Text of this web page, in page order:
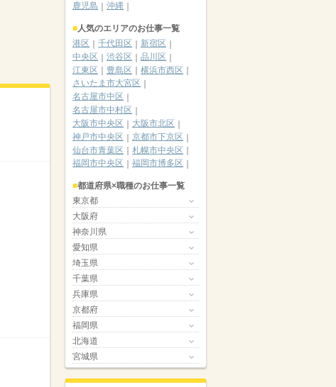
鹿児島
沖縄
人気のエリアのお仕事一覧
港区
千代田区
新宿区
中央区
渋谷区
品川区
江東区
豊島区
横浜市西区
さいたま市大宮区
名古屋市中区
名古屋市中村区
大阪市中央区
大阪市北区
神戸市中央区
京都市下京区
仙台市青葉区
札幌市中央区
福岡市中央区
福岡市博多区
都道府県×職種のお仕事一覧
東京都
大阪府
神奈川県
愛知県
埼玉県
千葉県
兵庫県
京都府
福岡県
北海道
宮城県